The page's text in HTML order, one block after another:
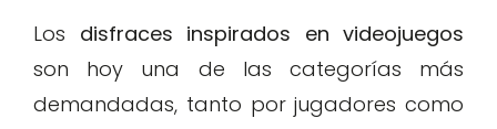
Los disfraces inspirados en videojuegos
son hoy una de las categorías más
demandadas, tanto por jugadores como